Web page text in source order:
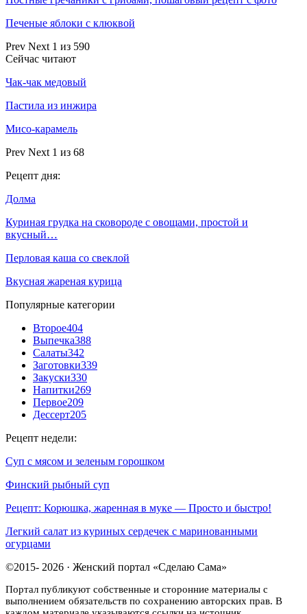
Печеные яблоки с клюквой
Prev Next 1 из 590
Сейчас читают
Чак-чак медовый
Пастила из инжира
Мисо-карамель
Prev Next 1 из 68
Рецепт дня:
Долма
Куриная грудка на сковороде с овощами, простой и
вкусный…
Перловая каша со свеклой
Вкусная жареная курица
Популярные категории
Второе404
Выпечка388
Салаты342
Заготовки339
Закуски330
Напитки269
Первое209
Дессерт205
Рецепт недели:
Суп с мясом и зеленым горошком
Финский рыбный суп
Рецепт: Корюшка, жаренная в муке — Просто и быстро!
Легкий салат из куриных сердечек с маринованными
огурцами
©2015- 2026 · Женский портал «Сделаю Сама»
Портал публикуют собственные и сторонние материалы с
выполнением обязательств по сохранению авторских прав. В